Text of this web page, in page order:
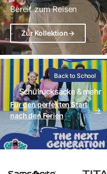
Bereit zum Reisen
Zur Kollektion→
Back to School
Schulrucksäcke & mehr
Für den perfekten Start
nach den Ferien
→